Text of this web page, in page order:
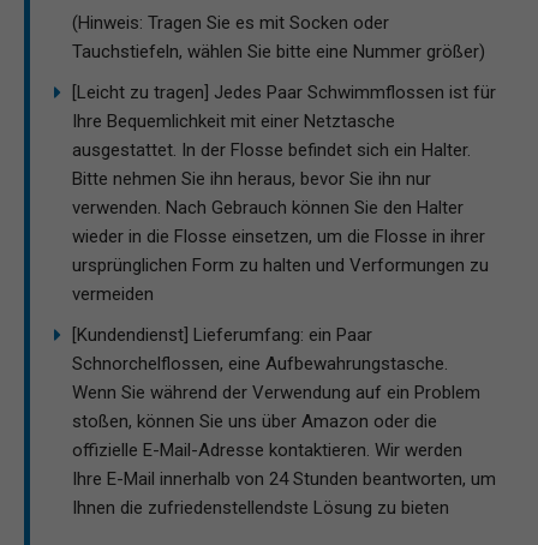
(Hinweis: Tragen Sie es mit Socken oder
Tauchstiefeln, wählen Sie bitte eine Nummer größer)
[Leicht zu tragen] Jedes Paar Schwimmflossen ist für
Ihre Bequemlichkeit mit einer Netztasche
ausgestattet. In der Flosse befindet sich ein Halter.
Bitte nehmen Sie ihn heraus, bevor Sie ihn nur
verwenden. Nach Gebrauch können Sie den Halter
wieder in die Flosse einsetzen, um die Flosse in ihrer
ursprünglichen Form zu halten und Verformungen zu
vermeiden
[Kundendienst] Lieferumfang: ein Paar
Schnorchelflossen, eine Aufbewahrungstasche.
Wenn Sie während der Verwendung auf ein Problem
stoßen, können Sie uns über Amazon oder die
offizielle E-Mail-Adresse kontaktieren. Wir werden
Ihre E-Mail innerhalb von 24 Stunden beantworten, um
Ihnen die zufriedenstellendste Lösung zu bieten